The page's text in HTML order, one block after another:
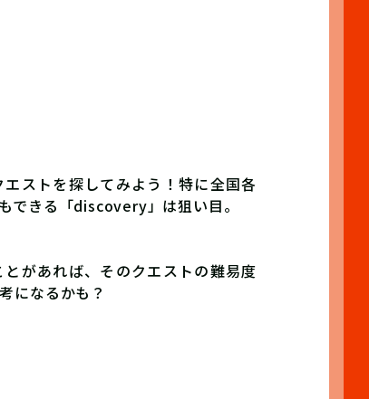
ストを探してみよう！特に全国各
できる「discovery」は狙い目。
があれば、そのクエストの難易度
になるかも？